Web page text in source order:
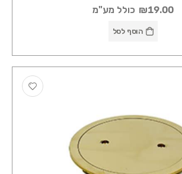
₪19.00 כולל מע"מ
הוסף לסל